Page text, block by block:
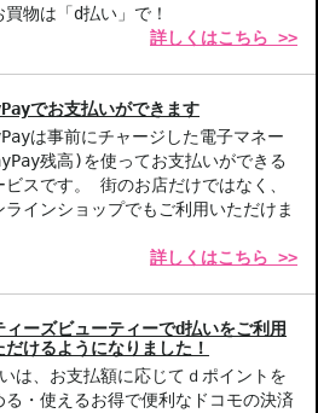
肌のハリ・弾力
買物は「d払い」で！
詳しくはこちら >>
でお支払いができます
は事前にチャージした電子マネー
残高)を使ってお支払いができる
ビスです。 街のお店だけではなく、
ラインショップでもご利用いただけま
詳しくはこちら >>
ィーズビューティーでd払いをご利用
だけるようになりました！
は、お支払額に応じてｄポイントを
る・使えるお得で便利なドコモの決済